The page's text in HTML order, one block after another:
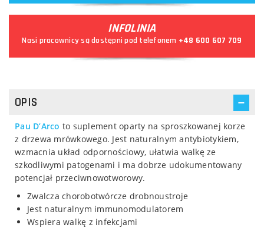
INFOLINIA
Nasi pracownicy są dostępni pod telefonem +48 600 607 709
OPIS
Pau D’Arco to suplement oparty na sproszkowanej korze
z drzewa mrówkowego. Jest naturalnym antybiotykiem,
wzmacnia układ odpornościowy, ułatwia walkę ze
szkodliwymi patogenami i ma dobrze udokumentowany
potencjał przeciwnowotworowy.
Zwalcza chorobotwórcze drobnoustroje
Jest naturalnym immunomodulatorem
Wspiera walkę z infekcjami